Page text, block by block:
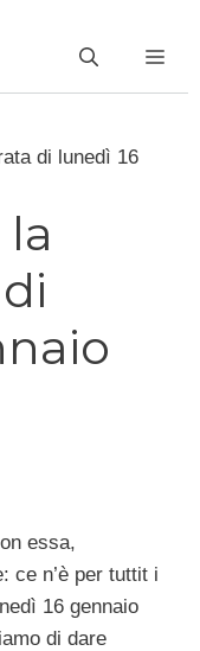
di lunedì 16
essa,
ce n’è per tuttit i
16 gennaio
di dare